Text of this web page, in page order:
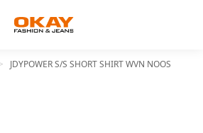
> JDYPOWER S/S SHORT SHIRT WVN NOOS